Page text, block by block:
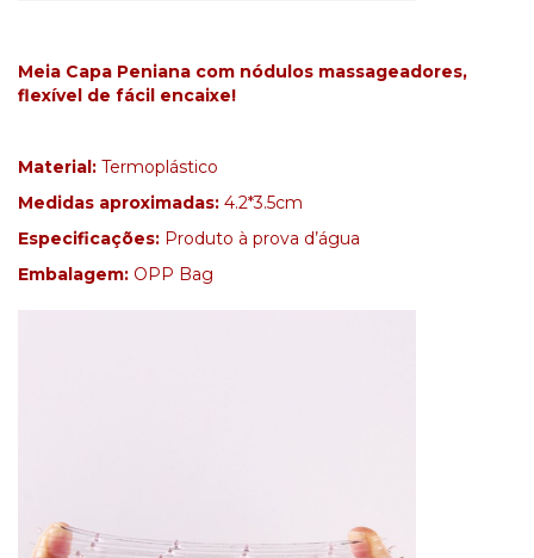
Meia Capa Peniana com nódulos massageadores,
flexível de fácil encaixe!
Material: Termoplástico
Medidas aproximadas: 4.2*3.5cm
Especificações: Produto à prova d’água
Embalagem: OPP Bag